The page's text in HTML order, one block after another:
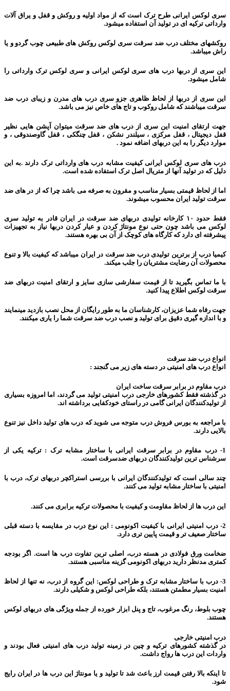
سری لوکس ایرانی طرح ترک است که از مواد اولیه و روکش و قفل و یراق آلات
وارداتی ترکیه ای در تولید آن استفاده میشود.
روکشهای مختلف درب ضد سرقت سری لوکس روکش های طبیعی چوب گردو و یا
راش میباشد.
این سری از دربها درب های سری لوکس ایرانی و سری لوکس ترک وارداتی را
شامل میشود.
این سری از دربها از لحاظ ظاهری جزو سری درب های مدرن و زیبای درب ضد
سرقت میباشند که شامل روکوب و تاج های خاص نیز می باشد.
جهت ارتقای امنیت این سری از درب های ضد سرقت میتوان آپشن هایی نظیر
قفل دیجیتال ، قفل مرکزی ، سیلندر نشکن ، قفل چنگکی ، قفل گاوصندوقی ، و
موارد دیگر را به این دربهای اضافه نمود .
درب های سری لوکس ایرانی کیفیت مشابه درب های وارداتی ترک دارند .به این
دلیل که در تولید آنها از متریال اصل ترک استفاده شده است.
اما از لحاظ قیمتی بسیار مناسب و مقرون به صرفه می باشد چرا که از در های ضد
سرقت تولید ایران محسوب میشوند.
فقط حدود ۱۰ کارخانه تولیدی دربهای ضد سرقت در ایران قادر به تولید سری
لوکس می باشد چون حتی نوع مونتاژ کردن و عیار کردن دربها نیاز به تجهیزات
پیشرفته ای دارد که کارگاه های کوچک از آن بی بهره هستند.
کیمیا درب از برترین تولیدی درب ضد سرقت در ایران میباشد که کیفیت بالا و تنوع
محصولات آن رضایت مشتریان را جلب میکند.
با ما تماس بگیرید تا از قیمت سفارشی سازی سایز و ارتقای امنیت دربهای ضد
سرقت لوکس اطلاع پیدا کنید.
جهت رفاه شما عزیزان، کارشناسان ما به طور رایگان از محل نصب بازدید مینمایند
و با اندازه گیری دقیق برای تولید و نصب درب ضد سرقت شما را یاری میکنند.
انواع درب ضد سرقت
انواع درب های امنیتی در دسته های زیر می گنجند :
درب مقاوم در برابر سرقت ساخت ایران
در گذشته فقط کشورهای خارجی درب امنیتی تولید می گردند، اما امروزه بسیاری
از تولیدکنندگان ایرانی گامی در راستای خودکفایی برداشته اند.
با مراجعه به بورس فروش درب متوجه می شوید که درب های تولید داخل نیز تنوع
بالایی دارند.
1- درب مقاوم در برابر سرقت ایرانی با ساختار مشابه ترک : ترکیه یکی از
سرشناس ترین تولیدکنندگان دربهای ضدسرقت است.
چند سالی است که تولیدکنندگان ایرانی با بررسی استراکچر دربهای ترک، درب با
امنیتی با ساختار مشابه تولید می کنند.
این درب ها از لحاظ مقاومت و کیفیت با محصولات ترکیه برابری می کنند.
2- درب امنیتی ایرانی با کیفیت اکونومی : این نوع درب در مقایسه با دسته قبلی
ساختار صعیف تر و قیمت پایین تری دارد.
ضخامت ورق فولادی در هسته درب، اصلی ترین تفاوت درب ها است. اگر بودجه
کمتری مدنظر دارید دربهای اکونومی گزینه مناسبی هستند.
3- درب با ساختار مشابه ترک و طراحی لوکس: این گروه از درب، نه تنها از لحاظ
امنیت بسیار مطمئن هستند، بلکه طراحی لوکس و شکیلی دارند.
چوب بلوط، رنگ مرغوب، تاج و پنل ابزار خورده از جمله ویژگی های دربهای لوکس
هستند.
درب امنیتی خارجی
در گذشته کشورهای ترکیه و چین در زمینه تولید درب های امنیتی فعال بودند و
واردات این درب ها رواج داشت.
تا اینکه بالا رفتن قیمت ارز باعث شد تا تولید و یا مونتاژ این درب ها در ایران رایج
شود.